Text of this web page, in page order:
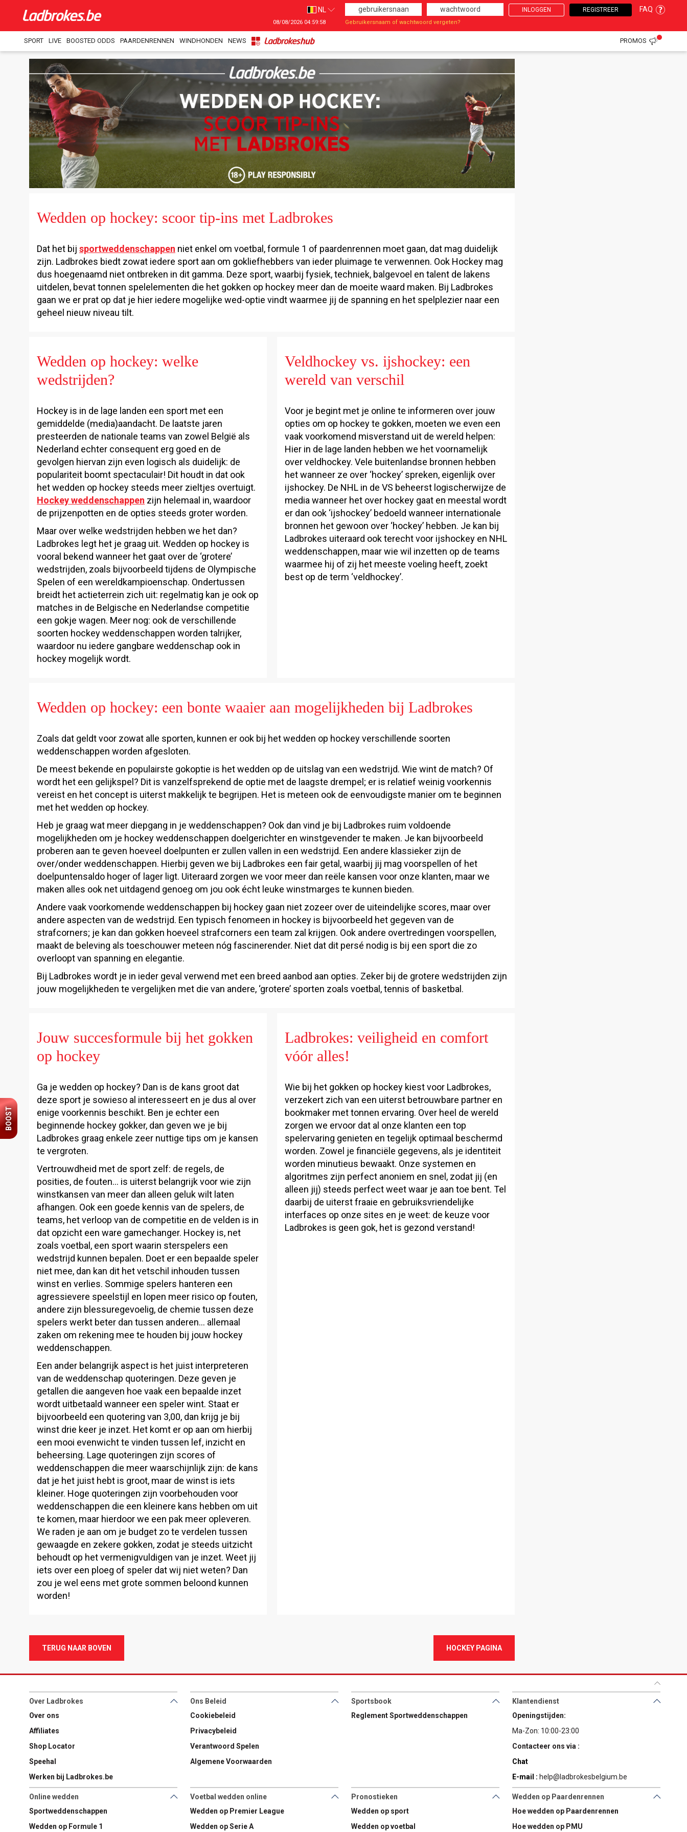
BOOST
NL
Taal
NL
08/08/2026 04:59:59
INLOGGEN REGISTREER
Gebruikersnaam of wachtwoord vergeten?
FAQ
SPORT LIVE BOOSTED ODDS PAARDENRENNEN WINDHONDEN NEWS PROMOS
Wedden op hockey: scoor tip-ins met Ladbrokes
Dat het bij sportweddenschappen niet enkel om voetbal, formule 1 of paardenrennen moet gaan, dat mag duidelijk
zijn. Ladbrokes biedt zowat iedere sport aan om gokliefhebbers van ieder pluimage te verwennen. Ook Hockey mag
dus hoegenaamd niet ontbreken in dit gamma. Deze sport, waarbij fysiek, techniek, balgevoel en talent de lakens
uitdelen, bevat tonnen spelelementen die het gokken op hockey meer dan de moeite waard maken. Bij Ladbrokes
gaan we er prat op dat je hier iedere mogelijke wed-optie vindt waarmee jij de spanning en het spelplezier naar een
geheel nieuw niveau tilt.
Wedden op hockey: welke
wedstrijden?
Hockey is in de lage landen een sport met een
gemiddelde (media)aandacht. De laatste jaren
presteerden de nationale teams van zowel België als
Nederland echter consequent erg goed en de
gevolgen hiervan zijn even logisch als duidelijk: de
populariteit boomt spectaculair! Dit houdt in dat ook
het wedden op hockey steeds meer zieltjes overtuigt.
Hockey weddenschappen zijn helemaal in, waardoor
de prijzenpotten en de opties steeds groter worden.
Maar over welke wedstrijden hebben we het dan?
Ladbrokes legt het je graag uit. Wedden op hockey is
vooral bekend wanneer het gaat over de ‘grotere’
wedstrijden, zoals bijvoorbeeld tijdens de Olympische
Spelen of een wereldkampioenschap. Ondertussen
breidt het actieterrein zich uit: regelmatig kan je ook op
matches in de Belgische en Nederlandse competitie
een gokje wagen. Meer nog: ook de verschillende
soorten hockey weddenschappen worden talrijker,
waardoor nu iedere gangbare weddenschap ook in
hockey mogelijk wordt.
Veldhockey vs. ijshockey: een
wereld van verschil
Voor je begint met je online te informeren over jouw
opties om op hockey te gokken, moeten we even een
vaak voorkomend misverstand uit de wereld helpen:
Hier in de lage landen hebben we het voornamelijk
over veldhockey. Vele buitenlandse bronnen hebben
het wanneer ze over ‘hockey’ spreken, eigenlijk over
ijshockey. De NHL in de VS beheerst logischerwijze de
media wanneer het over hockey gaat en meestal wordt
er dan ook ‘ijshockey’ bedoeld wanneer internationale
bronnen het gewoon over ‘hockey’ hebben. Je kan bij
Ladbrokes uiteraard ook terecht voor ijshockey en NHL
weddenschappen, maar wie wil inzetten op de teams
waarmee hij of zij het meeste voeling heeft, zoekt
best op de term ‘veldhockey’.
Wedden op hockey: een bonte waaier aan mogelijkheden bij Ladbrokes
Zoals dat geldt voor zowat alle sporten, kunnen er ook bij het wedden op hockey verschillende soorten
weddenschappen worden afgesloten.
De meest bekende en populairste gokoptie is het wedden op de uitslag van een wedstrijd. Wie wint de match? Of
wordt het een gelijkspel? Dit is vanzelfsprekend de optie met de laagste drempel; er is relatief weinig voorkennis
vereist en het concept is uiterst makkelijk te begrijpen. Het is meteen ook de eenvoudigste manier om te beginnen
met het wedden op hockey.
Heb je graag wat meer diepgang in je weddenschappen? Ook dan vind je bij Ladbrokes ruim voldoende
mogelijkheden om je hockey weddenschappen doelgerichter en winstgevender te maken. Je kan bijvoorbeeld
proberen aan te geven hoeveel doelpunten er zullen vallen in een wedstrijd. Een andere klassieker zijn de
over/onder weddenschappen. Hierbij geven we bij Ladbrokes een fair getal, waarbij jij mag voorspellen of het
doelpuntensaldo hoger of lager ligt. Uiteraard zorgen we voor meer dan reële kansen voor onze klanten, maar we
maken alles ook net uitdagend genoeg om jou ook écht leuke winstmarges te kunnen bieden.
Andere vaak voorkomende weddenschappen bij hockey gaan niet zozeer over de uiteindelijke scores, maar over
andere aspecten van de wedstrijd. Een typisch fenomeen in hockey is bijvoorbeeld het gegeven van de
strafcorners; je kan dan gokken hoeveel strafcorners een team zal krijgen. Ook andere overtredingen voorspellen,
maakt de beleving als toeschouwer meteen nóg fascinerender. Niet dat dit persé nodig is bij een sport die zo
overloopt van spanning en elegantie.
Bij Ladbrokes wordt je in ieder geval verwend met een breed aanbod aan opties. Zeker bij de grotere wedstrijden zijn
jouw mogelijkheden te vergelijken met die van andere, ‘grotere’ sporten zoals voetbal, tennis of basketbal.
Jouw succesformule bij het gokken
op hockey
Ga je wedden op hockey? Dan is de kans groot dat
deze sport je sowieso al interesseert en je dus al over
enige voorkennis beschikt. Ben je echter een
beginnende hockey gokker, dan geven we je bij
Ladbrokes graag enkele zeer nuttige tips om je kansen
te vergroten.
Vertrouwdheid met de sport zelf: de regels, de
posities, de fouten… is uiterst belangrijk voor wie zijn
winstkansen van meer dan alleen geluk wilt laten
afhangen. Ook een goede kennis van de spelers, de
teams, het verloop van de competitie en de velden is in
dat opzicht een ware gamechanger. Hockey is, net
zoals voetbal, een sport waarin sterspelers een
wedstrijd kunnen bepalen. Doet er een bepaalde speler
niet mee, dan kan dit het vetschil inhouden tussen
winst en verlies. Sommige spelers hanteren een
agressievere speelstijl en lopen meer risico op fouten,
andere zijn blessuregevoelig, de chemie tussen deze
spelers werkt beter dan tussen anderen… allemaal
zaken om rekening mee te houden bij jouw hockey
weddenschappen.
Een ander belangrijk aspect is het juist interpreteren
van de weddenschap quoteringen. Deze geven je
getallen die aangeven hoe vaak een bepaalde inzet
wordt uitbetaald wanneer een speler wint. Staat er
bijvoorbeeld een quotering van 3,00, dan krijg je bij
winst drie keer je inzet. Het komt er op aan om hierbij
een mooi evenwicht te vinden tussen lef, inzicht en
beheersing. Lage quoteringen zijn scores of
weddenschappen die meer waarschijnlijk zijn: de kans
dat je het juist hebt is groot, maar de winst is iets
kleiner. Hoge quoteringen zijn voorbehouden voor
weddenschappen die een kleinere kans hebben om uit
te komen, maar hierdoor we een pak meer opleveren.
We raden je aan om je budget zo te verdelen tussen
gewaagde en zekere gokken, zodat je steeds uitzicht
behoudt op het vermenigvuldigen van je inzet. Weet jij
iets over een ploeg of speler dat wij niet weten? Dan
zou je wel eens met grote sommen beloond kunnen
worden!
Ladbrokes: veiligheid en comfort
vóór alles!
Wie bij het gokken op hockey kiest voor Ladbrokes,
verzekert zich van een uiterst betrouwbare partner en
bookmaker met tonnen ervaring. Over heel de wereld
zorgen we ervoor dat al onze klanten een top
spelervaring genieten en tegelijk optimaal beschermd
worden. Zowel je financiële gegevens, als je identiteit
worden minutieus bewaakt. Onze systemen en
algoritmes zijn perfect anoniem en snel, zodat jij (en
alleen jij) steeds perfect weet waar je aan toe bent. Tel
daarbij de uiterst fraaie en gebruiksvriendelijke
interfaces op onze sites en je weet: de keuze voor
Ladbrokes is geen gok, het is gezond verstand!
TERUG NAAR BOVEN HOCKEY PAGINA
Over Ladbrokes
Over ons
Affiliates
Shop Locator
Speehal
Werken bij Ladbrokes.be
Ons Beleid
Cookiebeleid
Privacybeleid
Verantwoord Spelen
Algemene Voorwaarden
Sportsbook
Reglement Sportweddenschappen
Klantendienst
Openingstijden:
Ma-Zon: 10:00-23:00
Contacteer ons via :
Chat
E-mail : help@ladbrokesbelgium.be
Online wedden
Sportweddenschappen
Wedden op Formule 1
Voetbal wedden online
Wedden op Premier League
Wedden op Serie A
Pronostieken
Wedden op sport
Wedden op voetbal
Wedden op Paardenrennen
Hoe wedden op Paardenrennen
Hoe wedden op PMU